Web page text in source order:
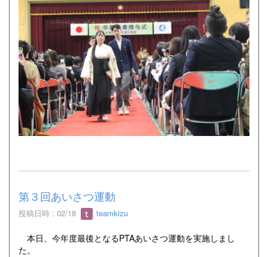
第３回あいさつ運動
投稿日時 : 02/18 teamkizu
本日、今年度最後となるPTAあいさつ運動を実施しまし
た。